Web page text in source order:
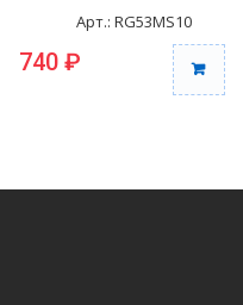
Арт.: RG53MS10
740 ₽